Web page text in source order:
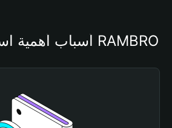
أسباب أهمية استخدام محفظة RAMBRO